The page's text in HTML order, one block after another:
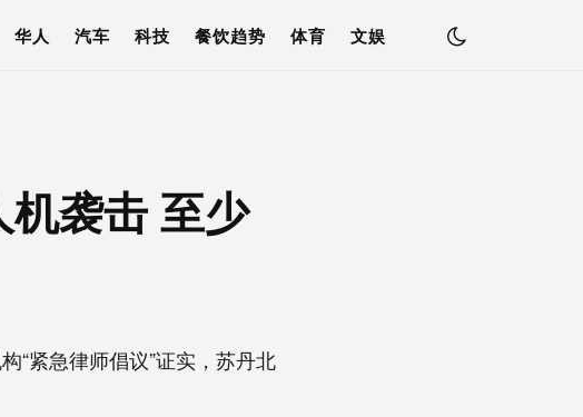
华人 汽车 科技 餐饮趋势 体育 文娱
袭击 至少
紧急律师倡议”证实，苏丹北